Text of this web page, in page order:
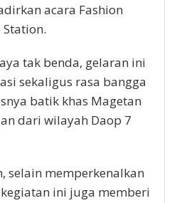
acara Fashion
tak benda, gelaran ini
sekaligus rasa bangga
batik khas Magetan
dari wilayah Daop 7
selain memperkenalkan
ini juga memberi